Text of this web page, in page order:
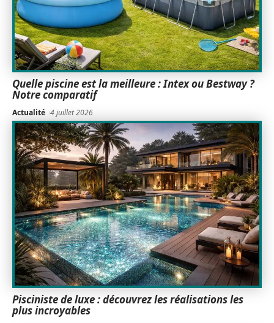
Quelle piscine est la meilleure : Intex ou Bestway ?
Notre comparatif
Actualité 4 juillet 2026
Pisciniste de luxe : découvrez les réalisations les
plus incroyables